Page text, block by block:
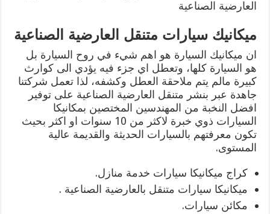
العارضية الصناعية
ميكانيك سيارات متنقل العارضية الصناعية
ان ميكانيك السيارة هو اهم شيء في روح السيارة بل
هو السيارة كلها، وتعطل اي جزء فيه يؤدي الى كوارث
كبيرة مالم يتم ملاحقة العطل وكشفه، لذا تعمل شركتنا
جاهدة عبر بنشر متنقل العارضية الصناعية على توفير
افضل النخبة من المهندسين المختصين بمكانيكا
السيارات ذوي خبرة لاكثر من 10 سنوات او اكثر بحيث
تكون معرفتهم بالسيارات الحديثة والقديمة عالية
المستوى.
كراج ميكانيكا سيارات خدمة منازل.
ميكانيكا سيارات متنقل بالعارضية الصناعية .
مكائن سيارات.